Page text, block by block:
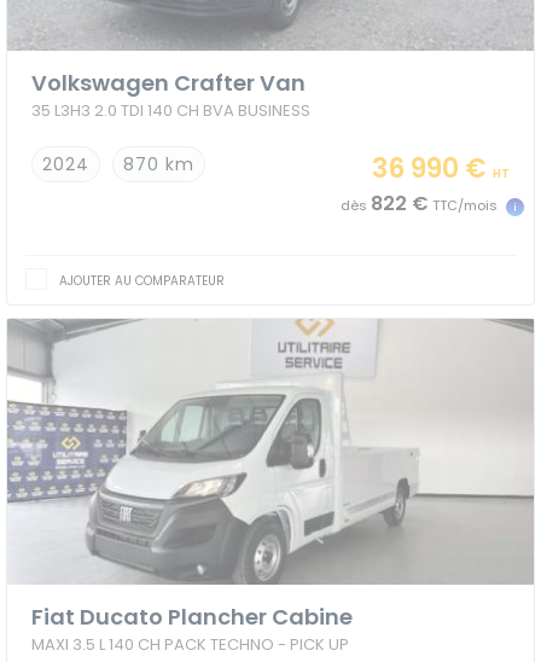
Volkswagen Crafter Van
35 L3H3 2.0 TDI 140 CH BVA BUSINESS
2024 870 km 36 990 € HT
dès 822 € TTC/mois
AJOUTER AU COMPARATEUR
Fiat Ducato Plancher Cabine
MAXI 3.5 L 140 CH PACK TECHNO - PICK UP